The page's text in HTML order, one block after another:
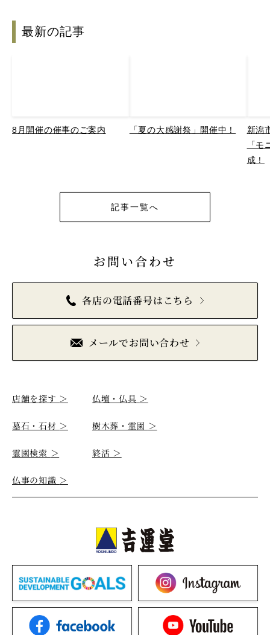
最新の記事
8月開催の催事のご案内 「夏の大感謝祭」開催中！
新潟
「
成！
記事一覧へ
お問い合わせ
各店の電話番号はこちら
メールでお問い合わせ
店舗を探す ＞ 仏壇・仏具 ＞
墓石・石材 ＞ 樹木葬・霊園 ＞
霊園検索 ＞ 終活 ＞
仏事の知識 ＞